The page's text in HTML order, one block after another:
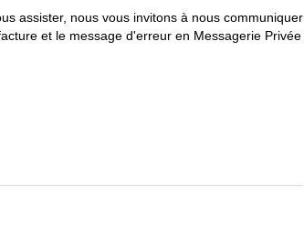
assister, nous vous invitons à nous communiquer
et le message d'erreur en Messagerie Privée